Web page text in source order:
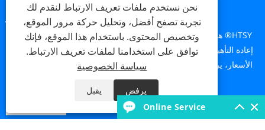
إرسال استفسار
HTSY® هو مصنع محترف. للاستفسارات حول المستهلكات الطبية وأجهزة
إعادة التأهيل وأدوات طب الأسنان وغيرها من المستلزمات الطبية أو قائمة
نحن نستخدم ملفات تعريف الارتباط لنقدم لك
تجربة تصفح أفضل، وتحليل حركة مرور الموقع،
وتخصيص المحتوى. باستخدام هذا الموقع، فإنك
توافق على استخدامنا لملفات تعريف الارتباط.
سياسة الخصوصية
يرفض
يقبل
Online Service